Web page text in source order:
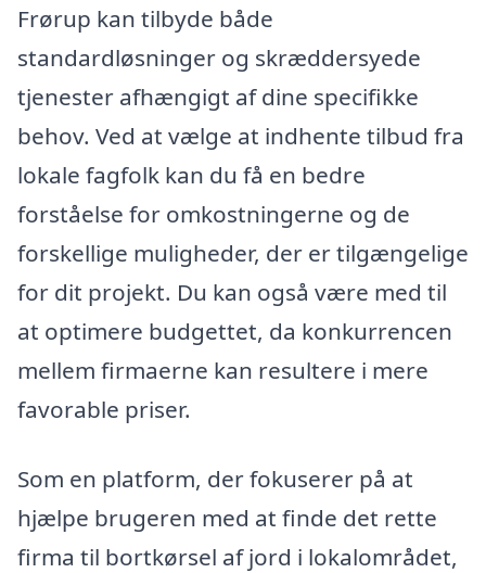
Frørup kan tilbyde både
standardløsninger og skræddersyede
tjenester afhængigt af dine specifikke
behov. Ved at vælge at indhente tilbud fra
lokale fagfolk kan du få en bedre
forståelse for omkostningerne og de
forskellige muligheder, der er tilgængelige
for dit projekt. Du kan også være med til
at optimere budgettet, da konkurrencen
mellem firmaerne kan resultere i mere
favorable priser.
Som en platform, der fokuserer på at
hjælpe brugeren med at finde det rette
firma til bortkørsel af jord i lokalområdet,